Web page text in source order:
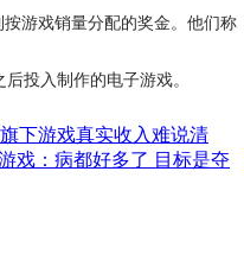
游戏销量分配的奖金。他们
投入制作的电子游戏。
下游戏真实收入难说清
戏：病都好多了 目标是夺